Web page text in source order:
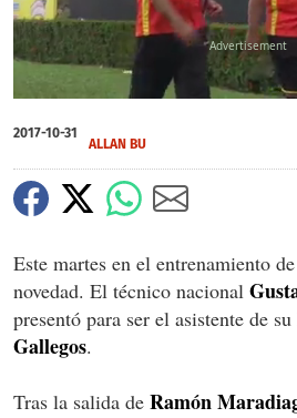
of
1
34
seconds
2017-10-31
ALLAN BU
Este martes en el entrenamiento de
novedad. El técnico nacional
presentó para ser el asistente de
Gallegos.
Tras la salida de Ramón